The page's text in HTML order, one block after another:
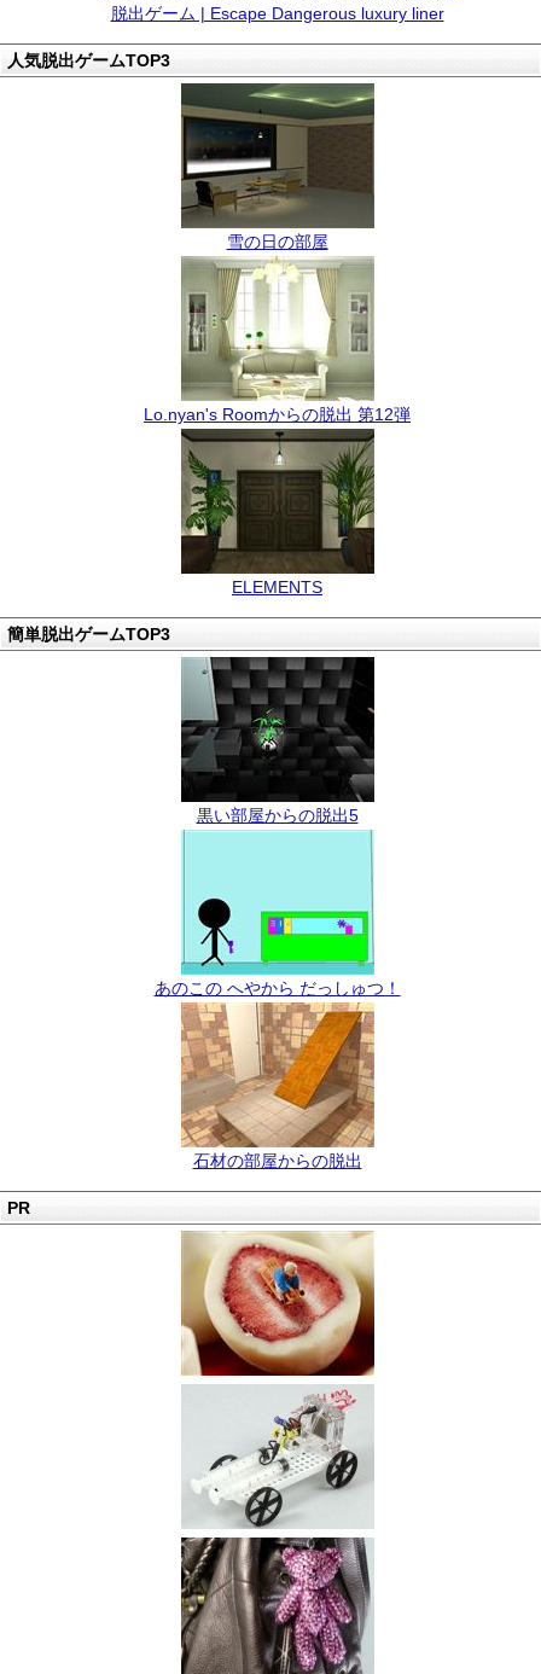
脱出ゲーム | Escape Dangerous luxury liner
人気脱出ゲームTOP3
雪の日の部屋
Lo.nyan's Roomからの脱出 第12弾
ELEMENTS
簡単脱出ゲームTOP3
黒い部屋からの脱出5
あのこの へやから だっしゅつ！
石材の部屋からの脱出
PR